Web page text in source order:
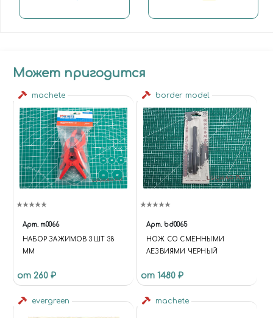
Может пригодится
machete
Арт. m0066
НАБОР ЗАЖИМОВ 3 ШТ 38
ММ
от 260 ₽
border model
Арт. bd0065
НОЖ СО СМЕННЫМИ
ЛЕЗВИЯМИ ЧЕРНЫЙ
от 1480 ₽
evergreen machete